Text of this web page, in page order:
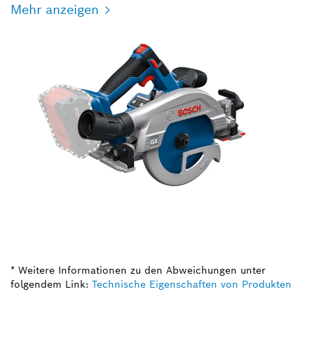
Mehr anzeigen
* Weitere Informationen zu den Abweichungen unter
folgendem Link: Technische Eigenschaften von Produkten